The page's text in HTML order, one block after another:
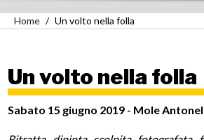
Home Un volto nella folla
Un volto nella folla
Sabato 15 giugno 2019 - Mole